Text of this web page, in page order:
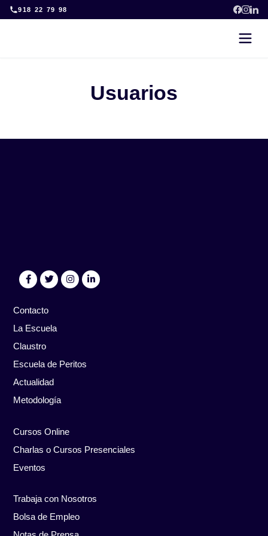
Skip
to
918 22 79 98
Usuarios
Contacto
La Escuela
Claustro
Escuela de Peritos
Actualidad
Metodología
Cursos Online
Charlas o Cursos Presenciales
Eventos
Trabaja con Nosotros
Bolsa de Empleo